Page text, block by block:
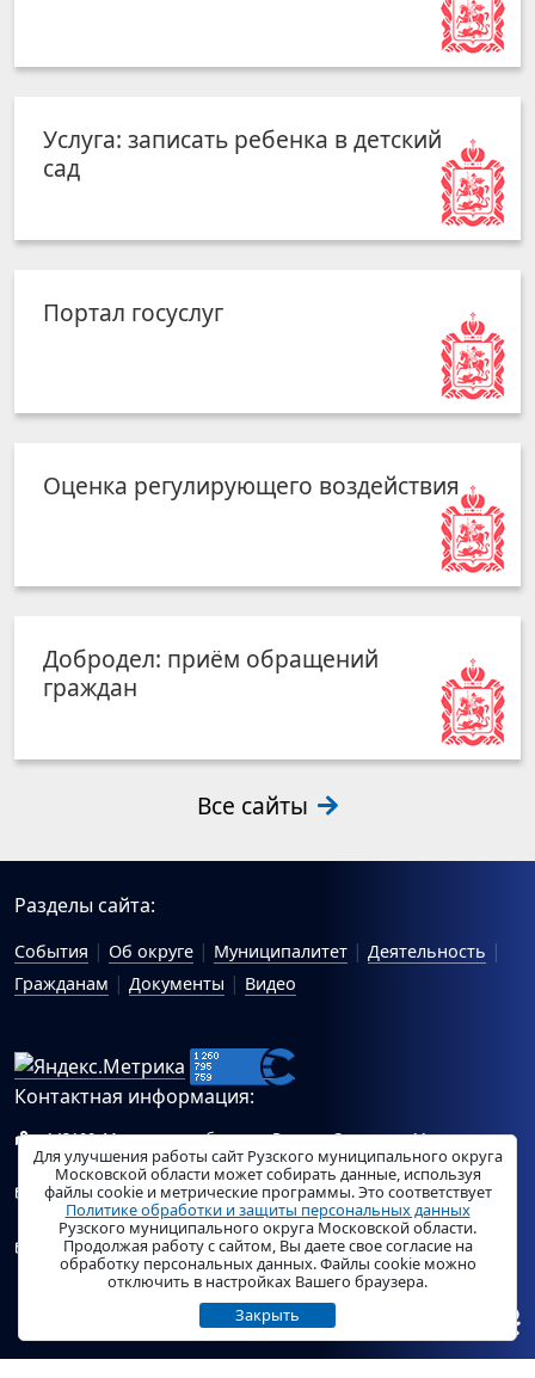
Услуга: записать ребенка в детский
сад
Портал госуслуг
Оценка регулирующего воздействия
Добродел: приём обращений
граждан
Все сайты
Разделы сайта:
События Об округе Муниципалитет
Деятельность
Гражданам
Документы Видео
Контактная информация:
143100, Московская область, г.Руза, ул.Солнцева, 11
Схема проезда
Общий отдел Администрации Рузского муниципального
округа:ruza_region_ruza@mosreg.ru.
Отдел по работе с обращениями граждан Администрации
Рузского муниципального округа:ruza_og_argo@mosreg.ru
Для улучшения работы сайт Рузского муниципального округа
Московской области может собирать данные, используя
файлы cookie и метрические программы. Это соответствует
Политике обработки и защиты персональных данных
Рузского муниципального округа Московской области.
Продолжая работу с сайтом, Вы даете свое согласие на
обработку персональных данных. Файлы cookie можно
отключить в настройках Вашего браузера.
Закрыть